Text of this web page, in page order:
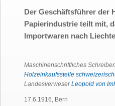
Der Geschäftsführer der
Papierindustrie teilt mit,
Importwaren nach
Maschinenschriftliches
Holzeinkaufsstelle
LandesverweserLeopold von
17.6.1916, Bern